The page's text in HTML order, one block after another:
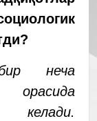
неча
орасида
келади.